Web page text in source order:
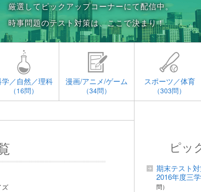
厳選してピックアップコーナーにて配信中。
時事問題のテスト対策は、ここで決まり！
学／自然／理科
（16問）
漫画/アニメ/ゲーム
（34問）
スポーツ／体育
（303問）
ズ
ピッ
期末テスト
2016年度三
問）